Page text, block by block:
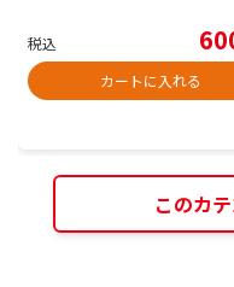
税込
カートに入れる
このカ